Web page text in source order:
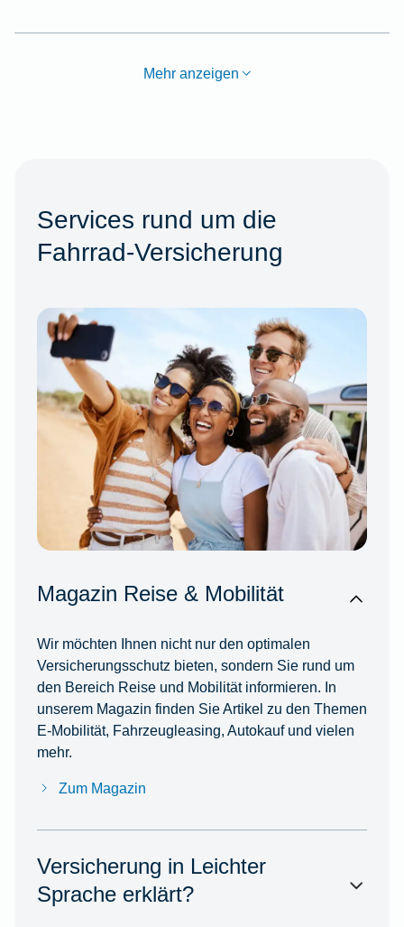
Mehr anzeigen
Services rund um die
Fahrrad-Versicherung
Magazin Reise & Mobilität
Wir möchten Ihnen nicht nur den optimalen
Versicherungsschutz bieten, sondern Sie rund um
den Bereich Reise und Mobilität informieren. In
unserem Magazin finden Sie Artikel zu den Themen
E-Mobilität, Fahrzeugleasing, Autokauf und vielen
mehr.
Zum Magazin
Versicherung in Leichter
Sprache erklärt?